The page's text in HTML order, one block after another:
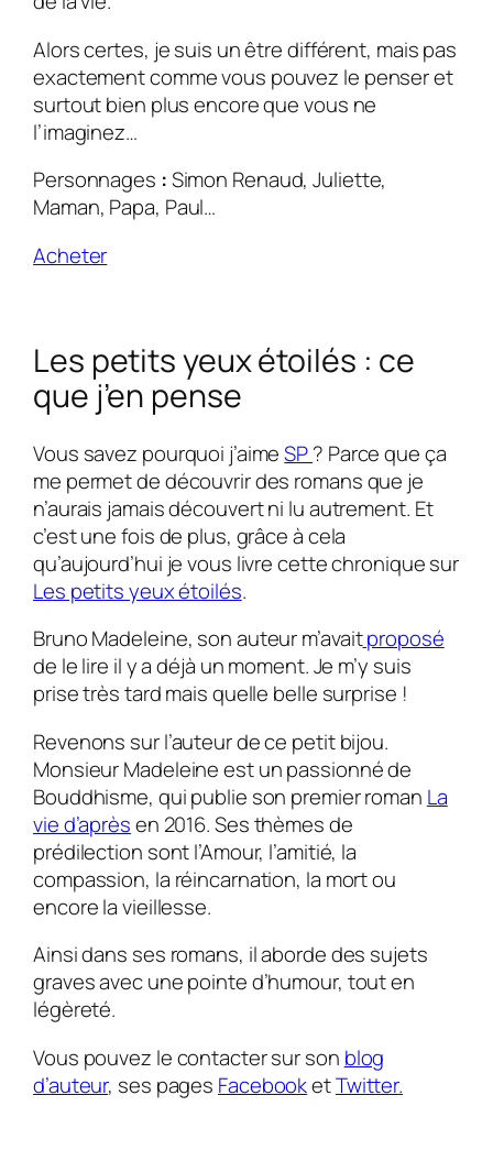
Alors certes, je suis un être différent, mais pas
exactement comme vous pouvez le penser et
surtout bien plus encore que vous ne
l’imaginez…
Personnages :Simon Renaud, Juliette,
Maman, Papa, Paul…
Acheter
Les petits yeux étoilés : ce
que j’en pense
Vous savez pourquoi j’aimeSP? Parce que ça
me permet de découvrir des romans que je
n’aurais jamais découvert ni lu autrement. Et
c’est une fois de plus, grâce à cela
qu’aujourd’hui je vous livre cette chronique sur
Les petits yeux étoilés.
Bruno Madeleine, son auteur m’avaitproposé
de le lire il y a déjà un moment. Je m’y suis
prise très tard mais quelle belle surprise !
Revenons sur l’auteur de ce petit bijou.
Monsieur Madeleine est un passionné de
Bouddhisme, qui publie son premier roman La
vie d’aprèsen 2016.Ses thèmes de
prédilection sont l’Amour, l’amitié, la
compassion, la réincarnation, la mort ou
encore la vieillesse.
Ainsi dans ses romans, il aborde des sujets
graves avec une pointe d’humour, tout en
légèreté.
Vous pouvez le contacter sur son blog
d’auteur, ses pages FacebooketTwitter.